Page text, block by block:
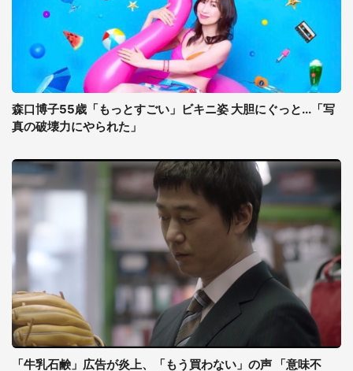
森口博子55歳「もっとすごい」ビキニ姿 大胆にぐっと...「写
真の破壊力にやられた」
「牛乳石鹸」広告が炎上、「もう買わない」の声 「意味不